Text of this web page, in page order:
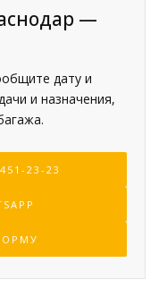
—
дату и
и назначения,
23-23